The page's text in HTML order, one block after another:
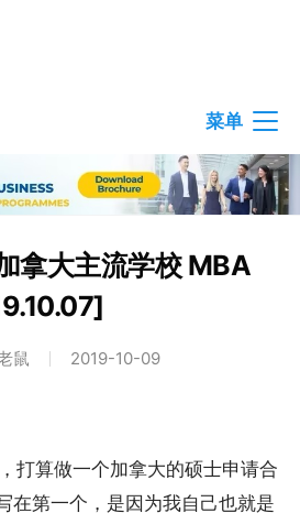
菜单
拿大主流学校 MBA
鼠 2019-10-09
打算做一个加拿大的硕士申请合
在第一个，是因为我自己也就是